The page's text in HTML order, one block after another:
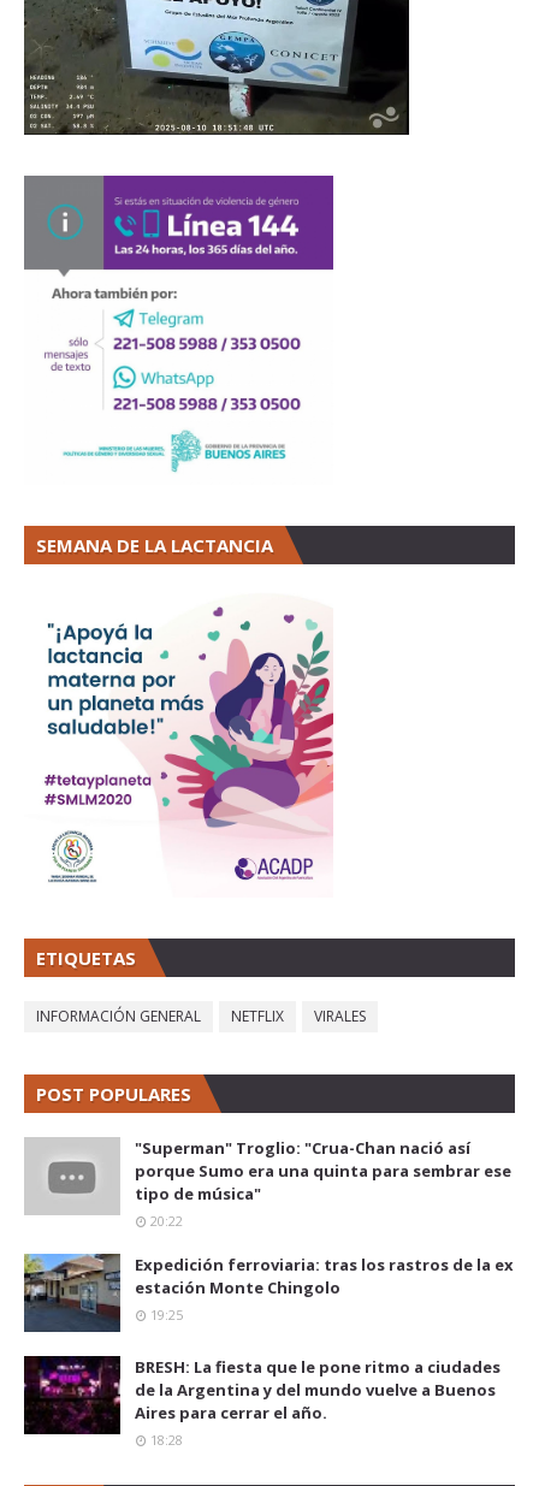
SEMANA DE LA LACTANCIA
ETIQUETAS
INFORMACIÓN GENERAL NETFLIX VIRALES
POST POPULARES
"Superman" Troglio: "Crua-Chan nació así
porque Sumo era una quinta para sembrar ese
tipo de música"
20:22
Expedición ferroviaria: tras los rastros de la ex
estación Monte Chingolo
19:25
BRESH: La fiesta que le pone ritmo a ciudades
de la Argentina y del mundo vuelve a Buenos
Aires para cerrar el año.
18:28